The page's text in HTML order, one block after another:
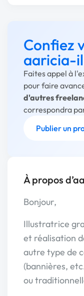
Confiez
aaricia-
Faites appel à
pour faire
d'autres
correspondra
Publier un
À propos
Bonjour,
Illustratrice
et réalisation
autre type de
(bannières,
ou